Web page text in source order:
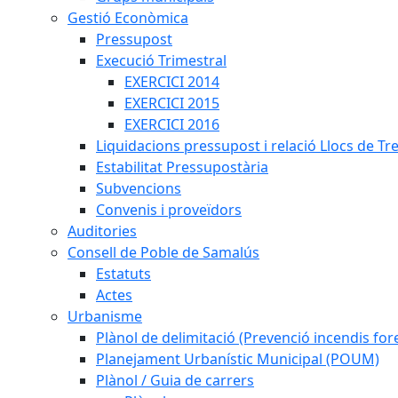
Gestió Econòmica
Pressupost
Execució Trimestral
EXERCICI 2014
EXERCICI 2015
EXERCICI 2016
Liquidacions pressupost i relació Llocs de
Estabilitat Pressupostària
Subvencions
Convenis i proveïdors
Auditories
Consell de Poble de Samalús
Estatuts
Actes
Urbanisme
Plànol de delimitació (Prevenció incendis
Planejament Urbanístic Municipal (POUM)
Plànol / Guia de carrers